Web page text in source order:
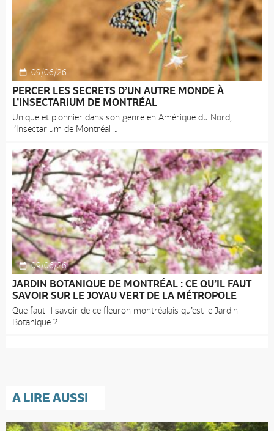
09/06/26
PERCER LES SECRETS D’UN AUTRE MONDE À
L’INSECTARIUM DE MONTRÉAL
Unique et pionnier dans son genre en Amérique du Nord,
l’Insectarium de Montréal
09/06/26
JARDIN BOTANIQUE DE MONTRÉAL : CE QU’IL FAUT
SAVOIR SUR LE JOYAU VERT DE LA MÉTROPOLE
Que faut-il savoir de ce fleuron montréalais qu’est le Jardin
Botanique ?
A LIRE AUSSI